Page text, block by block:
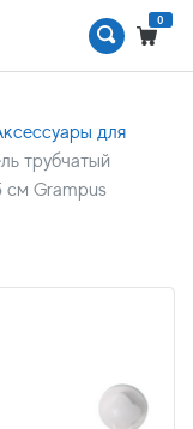
0
для
трубчатый
см Grampus